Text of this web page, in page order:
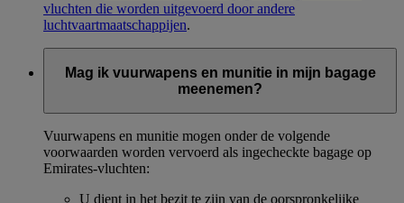
vluchten die worden uitgevoerd door andere
luchtvaartmaatschappijen.
Mag ik vuurwapens en munitie in mijn bagage
meenemen?
Vuurwapens en munitie mogen onder de volgende
voorwaarden worden vervoerd als ingecheckte bagage op
Emirates-vluchten:
U dient in het bezit te zijn van de oorspronkelijke